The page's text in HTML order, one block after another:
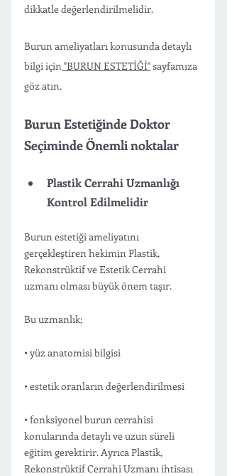
dikkatle değerlendirilmelidir.
Burun ameliyatları konusunda detaylı
bilgi için "BURUN ESTETİĞİ" sayfamıza
göz atın.
Burun Estetiğinde Doktor
Seçiminde Önemli noktalar
Plastik Cerrahi Uzmanlığı
Kontrol Edilmelidir
Burun estetiği ameliyatını
gerçekleştiren hekimin Plastik,
Rekonstrüktif ve Estetik Cerrahi
uzmanı olması büyük önem taşır.
Bu uzmanlık;
• yüz anatomisi bilgisi
• estetik oranların değerlendirilmesi
• fonksiyonel burun cerrahisi
konularında detaylı ve uzun süreli
eğitim gerektirir. Ayrıca Plastik,
Rekonstrüktif Cerrahi Uzmanı ihtisası